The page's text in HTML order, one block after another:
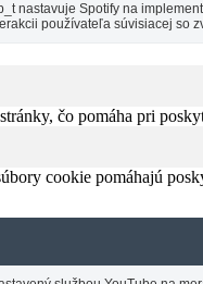
nastavuje Spotify na
používateľa súvisiacej so
čo pomáha pri
cookie pomáhajú